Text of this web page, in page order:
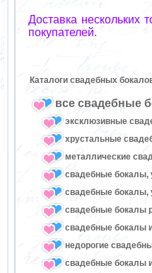
Доставка нескольких
покупателей.
Каталоги свадебных
все свадебные
эксклюзивные
хрустальные
металлические
свадебные бокалы,
свадебные бокалы,
свадебные бокалы
свадебные бокалы
недорогие
свадебные бокалы